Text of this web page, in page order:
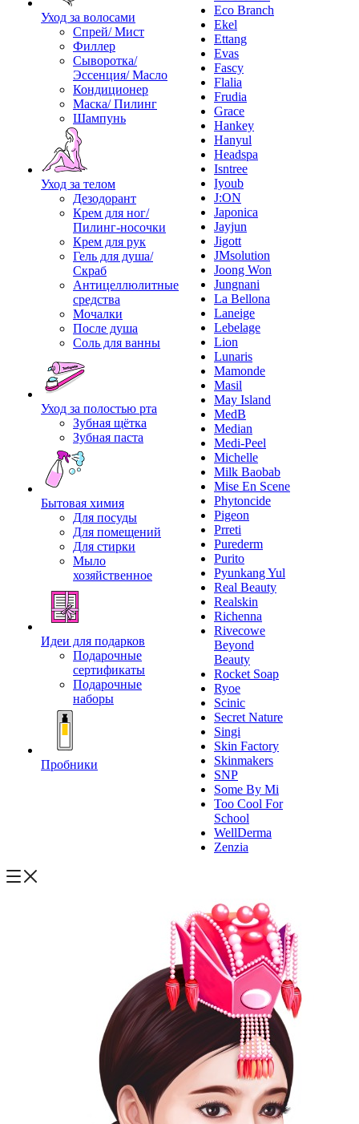
Уход за волосами
Спрей/ Мист
Филлер
Сыворотка/
Эссенция/ Масло
Кондиционер
Маска/ Пилинг
Шампунь
Уход за телом
Дезодорант
Крем для ног/
Пилинг-носочки
Крем для рук
Гель для душа/
Скраб
Антицеллюлитные
средства
Мочалки
После душа
Соль для ванны
Уход за полостью рта
Зубная щётка
Зубная паста
Бытовая химия
Для посуды
Для помещений
Для стирки
Мыло
хозяйственное
Идеи для подарков
Подарочные
сертификаты
Подарочные
наборы
Пробники
Eco Branch
Ekel
Ettang
Evas
Fascy
Flalia
Frudia
Grace
Hankey
Hanyul
Headspa
Isntree
Iyoub
J:ON
Japonica
Jayjun
Jigott
JMsolution
Joong Won
Jungnani
La Bellona
Laneige
Lebelage
Lion
Lunaris
Mamonde
Masil
May Island
MedB
Median
Medi-Peel
Michelle
Milk Baobab
Mise En Scene
Phytoncide
Pigeon
Prreti
Purederm
Purito
Pyunkang Yul
Real Beauty
Realskin
Richenna
Rivecowe
Beyond
Beauty
Rocket Soap
Ryoe
Scinic
Secret Nature
Singi
Skin Factory
Skinmakers
SNP
Some By Mi
Too Cool For
School
WellDerma
Zenzia